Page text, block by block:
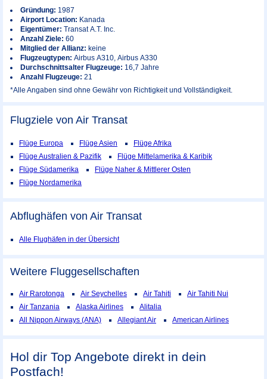
Gründung: 1987
Airport Location: Kanada
Eigentümer: Transat A.T. Inc.
Anzahl Ziele: 60
Mitglied der Allianz: keine
Flugzeugtypen: Airbus A310, Airbus A330
Durchschnittsalter Flugzeuge: 16,7 Jahre
Anzahl Flugzeuge: 21
*Alle Angaben sind ohne Gewähr von Richtigkeit und Vollständigkeit.
Flugziele von Air Transat
Flüge Europa Flüge Asien
Flüge Afrika
Flüge Australien & Pazifik
Flüge Mittelamerika & Karibik
Flüge Südamerika
Flüge Naher & Mittlerer Osten
Flüge Nordamerika
Abflughäfen von Air Transat
Alle Flughäfen in der Übersicht
Weitere Fluggesellschaften
Air Rarotonga Air Seychelles Air Tahiti
Air Tahiti Nui
Air Tanzania
Alaska Airlines
Alitalia
All Nippon Airways (ANA)
Allegiant Air American Airlines
Hol dir Top Angebote direkt in dein
Postfach!